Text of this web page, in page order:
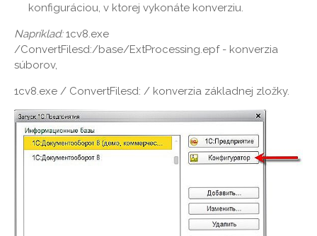
konfiguráciou, v ktorej vykonáte konverziu.
Napríklad:1cv8.exe
/ConvertFilesd:/base/ExtProcessing.epf - konverzia
súborov,
1cv8.exe / ConvertFilesd: / konverzia základnej zložky.